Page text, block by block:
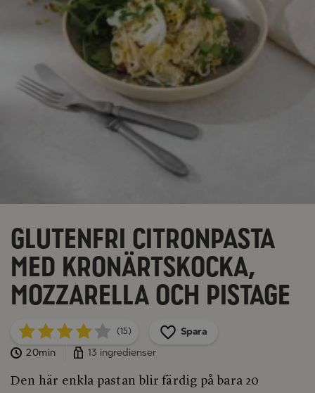
Glutenfri citronpasta
med kronärtskocka,
mozzarella och pistage
(15)
Spara
20min
13 ingredienser
Den här enkla pastan blir färdig på bara 20